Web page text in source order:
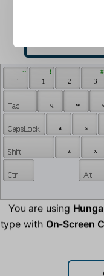
`
~
1
！
2
·
3
#
q w
a s
z x
You are using
type with On-Screen